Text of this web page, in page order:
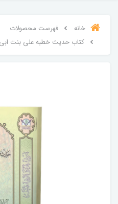
خانه
فهرست محصولات
کتاب حدیث خطبه علی بنت